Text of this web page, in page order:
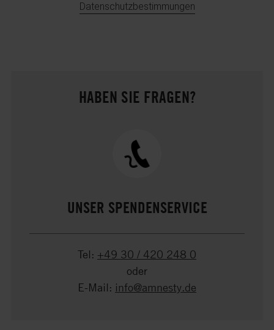
Datenschutzbestimmungen
HABEN SIE FRAGEN?
UNSER SPENDENSERVICE
Tel: +49 30 / 420 248 0
oder
E-Mail: info@amnesty.de